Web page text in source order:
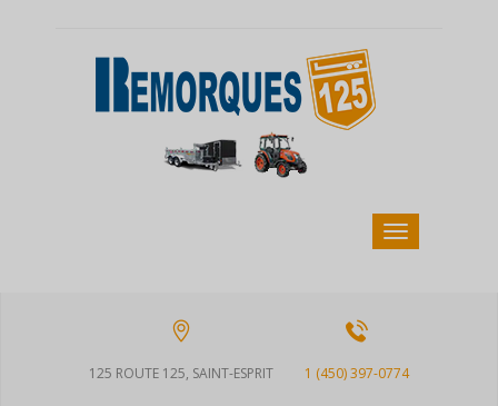
125 ROUTE 125, SAINT-ESPRIT 1 (450) 397-0774